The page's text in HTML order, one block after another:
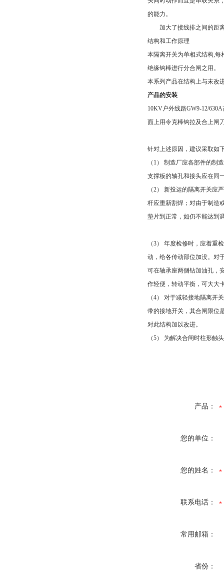
的能力。
加大了接线排之间的距离
结构和工作原理
本隔离开关为单相式结构,每
绝缘钩棒进行分合闸之用。
本系列产品在结构上与未改
产品的安装
10KV户外线路GW9-12/
面上用令克棒钩拉及合上闸
针对上述原因，建议采取如
（1） 制造厂应各部件的
支撑板的轴孔和接头应在同
（2） 新投运的隔离开关
杆应重新割焊；对由于制造
垫片到正常，如仍不能达到
（3） 年度检修时，应着
动，给各传动部位加没。对
可在轴承座两侧钻加油孔，
作轻便，转动平衡，可大大
（4） 对于减轻接地隔离
带的接地开关，其合闸限位
对此结构加以改进。
（5） 为解决合闸时柱形触
产品：
您的单位：
您的姓名：
联系电话：
常用邮箱：
省份：